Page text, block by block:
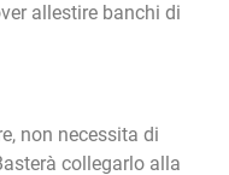
allestire banchi di
non necessita di
collegarlo alla